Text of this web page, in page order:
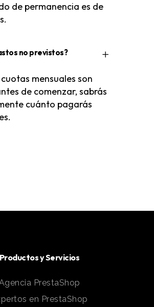
de permanencia es de
no previstos?
mensuales son
de comenzar, sabrás
cuánto pagarás
Productos y Servicios
PrestaShop
en PrestaShop